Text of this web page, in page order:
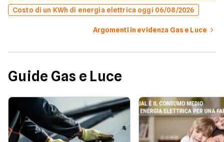
Costo di un KWh di energia elettrica oggi 06/08/2026
Argomenti in evidenza Gas e Luce
Guide Gas e Luce